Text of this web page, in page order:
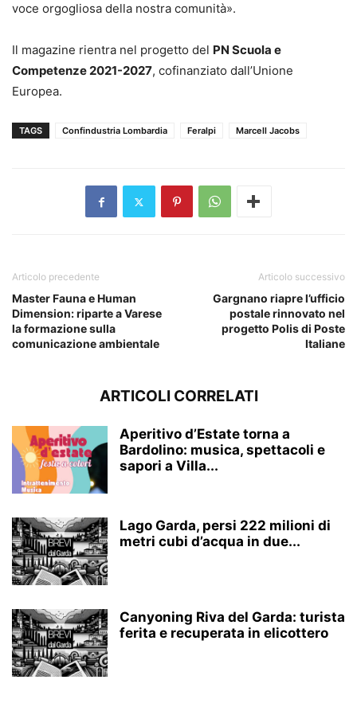
voce orgogliosa della nostra comunità».
Il magazine rientra nel progetto del PN Scuola e
Competenze 2021-2027, cofinanziato dall’Unione
Europea.
TAGS Confindustria Lombardia Feralpi Marcell Jacobs
Articolo precedente
Master Fauna e Human
Dimension: riparte a Varese
la formazione sulla
comunicazione ambientale
Articolo successivo
Gargnano riapre l’ufficio
postale rinnovato nel
progetto Polis di Poste
Italiane
ARTICOLI CORRELATI
Aperitivo d’Estate torna a
Bardolino: musica, spettacoli e
sapori a Villa...
Lago Garda, persi 222 milioni di
metri cubi d’acqua in due...
Canyoning Riva del Garda: turista
ferita e recuperata in elicottero